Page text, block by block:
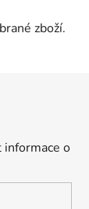
zboží.
o